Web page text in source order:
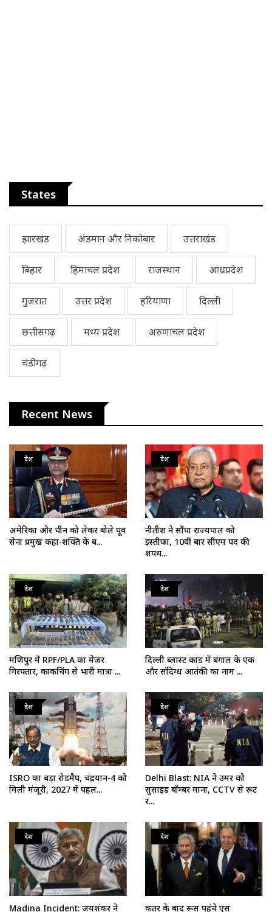
States
झारखंड अंडमान और निकोबार उत्तराखंड
बिहार हिमाचल प्रदेश राजस्थान आंध्रप्रदेश
गुजरात उत्तर प्रदेश हरियाणा दिल्ली
छत्तीसगढ़ मध्य प्रदेश अरुणाचल प्रदेश
चंडीगढ़
Recent News
देश
अमेरिका और चीन को लेकर बोले पूर्व
सेना प्रमुख कहा-शक्ति के ब...
देश
नीतीश ने सौंपा राज्यपाल को
इस्तीफा, 10वीं बार सीएम पद की
शपथ...
देश
मणिपुर में RPF/PLA का मेजर
गिरफ्तार, काकचिंग से भारी मात्रा ...
देश
दिल्ली ब्लास्ट कांड में बंगाल के एक
और संदिग्ध आतंकी का नाम ...
देश
ISRO का बड़ा रोडमैप, चंद्रयान-4 को
मिली मंजूरी, 2027 में पहल...
देश
Delhi Blast: NIA ने उमर को
सुसाइड बॉम्बर माना, CCTV से रूट
र...
देश
Madina Incident: जयशंकर ने
देश
कतर के बाद रूस पहुंचे एस